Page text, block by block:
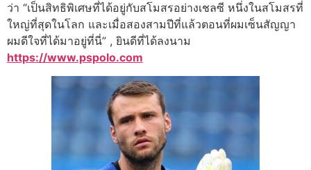
ว่า “เป็นสิทธิพิเศษที่ได้อยู่กับสโมสรอย่างเชลซี หนึ่งในสโมสรที่
ใหญ่ที่สุดในโลก และเมื่อสองสามปีที่แล้วตอนที่ผมเซ็นสัญญา
ผมดีใจที่ได้มาอยู่ที่นี่” , ยินดีที่ได้ลงนาม
https://www.pspolo.com